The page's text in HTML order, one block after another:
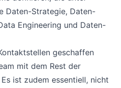
Daten-Strategie, Daten-
Engineering und Daten-
geschaffen
mit dem Rest der
ist zudem essentiell, nicht